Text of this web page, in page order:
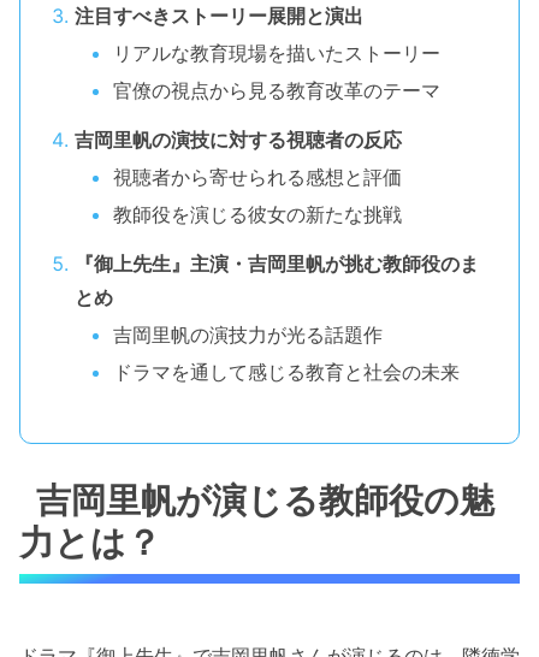
注目すべきストーリー展開と演出
リアルな教育現場を描いたストーリー
官僚の視点から見る教育改革のテーマ
吉岡里帆の演技に対する視聴者の反応
視聴者から寄せられる感想と評価
教師役を演じる彼女の新たな挑戦
『御上先生』主演・吉岡里帆が挑む教師役のま
とめ
吉岡里帆の演技力が光る話題作
ドラマを通して感じる教育と社会の未来
吉岡里帆が演じる教師役の魅
力とは？